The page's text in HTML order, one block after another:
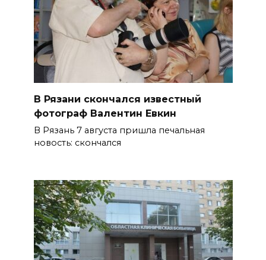
В Рязани скончался известный
фотограф Валентин Евкин
В Рязань 7 августа пришла печальная
новость: скончался